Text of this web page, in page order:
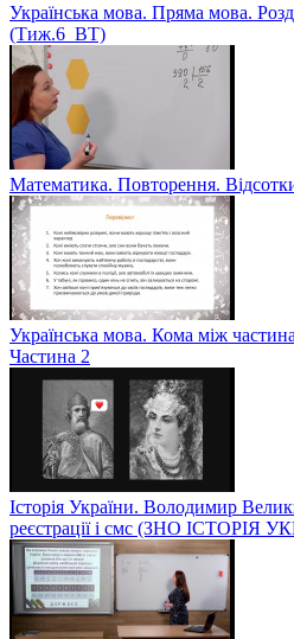
Українська мова. Пряма мова.
(Тиж.6_ВТ)
Математика. Повторення.
Українська мова. Кома між
Частина 2
Історія України. Володимир
реєстрації і смс (ЗНО ІСТОРІЯ